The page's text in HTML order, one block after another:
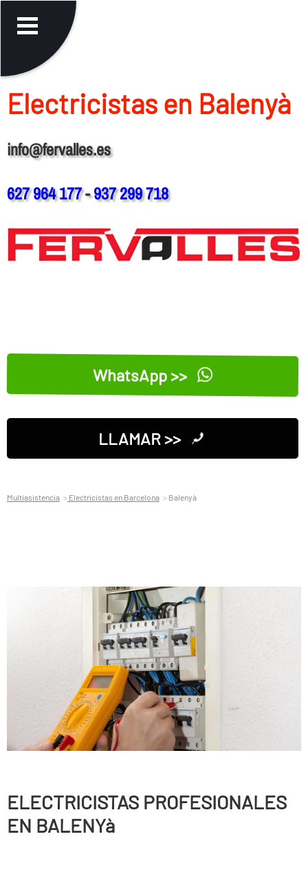
Electricistas en Balenyà
info@fervalles.es
627 964 177-937 299 718
WhatsApp >>
LLAMAR >>
Multiasistencia Electricistas en Barcelona Balenyà
ELECTRICISTAS PROFESIONALES
EN BALENYà